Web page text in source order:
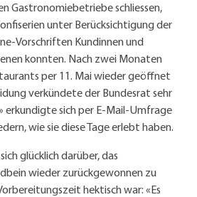
Gastronomiebetriebe schliessen,
unter Berücksichtigung der
Vorschriften Kundinnen und
konnten. Nach zwei Monaten
per 11. Mai wieder geöffnet
verkündete der Bundesrat sehr
erkundigte sich per E-Mail-Umfrage
wie sie diese Tage erlebt haben.
glücklich darüber, das
wieder zurückgewonnen zu
hektisch war: «Es